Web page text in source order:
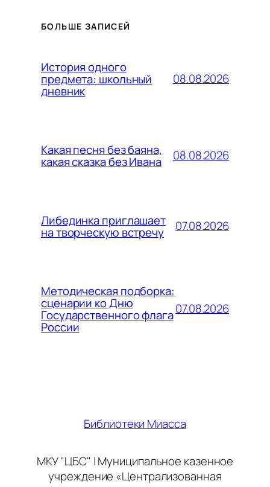
БОЛЬШЕ ЗАПИСЕЙ
История одного
предмета: школьный
дневник
08.08.2026
Какая песня без баяна,
какая сказка без Ивана 08.08.2026
Либединка приглашает
на творческую встречу 07.08.2026
Методическая подборка:
сценарии ко Дню
Государственного флага
России
07.08.2026
Библиотеки Миасса
МКУ "ЦБС" | Муниципальное казенное
учреждение «Централизованная